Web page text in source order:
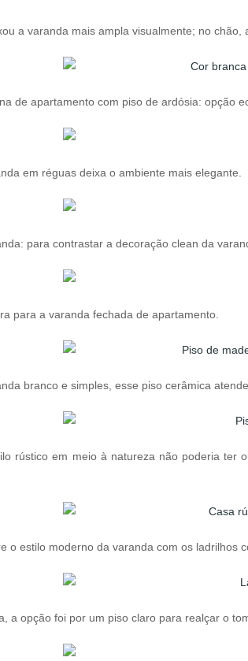
a varanda mais ampla visualmente; no chão,
de apartamento com piso de ardósia: opção
em réguas deixa o ambiente mais elegante.
para contrastar a decoração clean da
para a varanda fechada de apartamento.
branco e simples, esse piso cerâmica
rústico em meio à natureza não poderia
o estilo moderno da varanda com os ladrilhos
a opção foi por um piso claro para realçar o